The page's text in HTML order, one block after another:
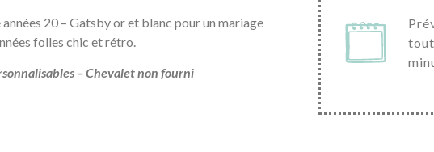
20 – Gatsby or et blanc pour un mariage
folles chic et rétro.
– Chevalet non fourni